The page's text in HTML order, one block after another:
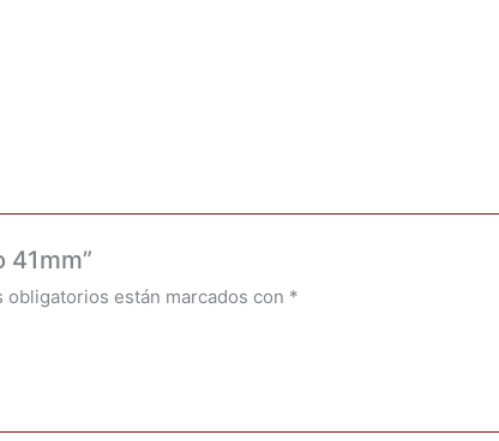
41mm”
obligatorios están marcados con *